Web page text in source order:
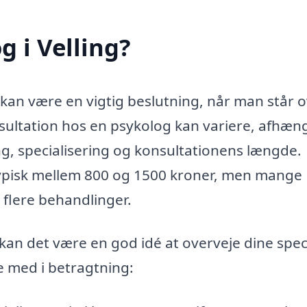
i Velling?
være en vigtig beslutning, når man står
hos en psykolog kan variere,
specialisering og konsultationens længde.
mellem 800 og 1500 kroner, men mange
behandlinger.
det være en god idé at overveje dine
med i betragtning: